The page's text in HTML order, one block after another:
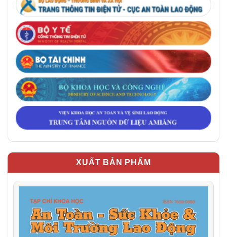
XUẤT BẢN PHẨM